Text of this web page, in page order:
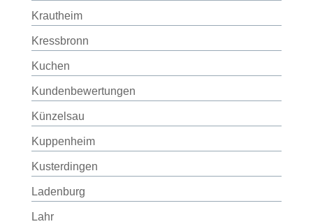
Krautheim
Kressbronn
Kuchen
Kundenbewertungen
Künzelsau
Kuppenheim
Kusterdingen
Ladenburg
Lahr